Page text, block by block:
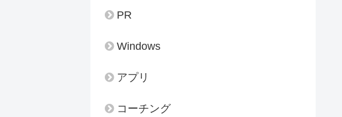
PR
Windows
アプリ
コーチング